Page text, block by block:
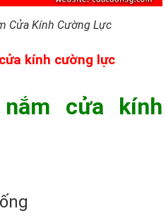
Cửa Kính Cường Lực
kính cường lực
cửa kính